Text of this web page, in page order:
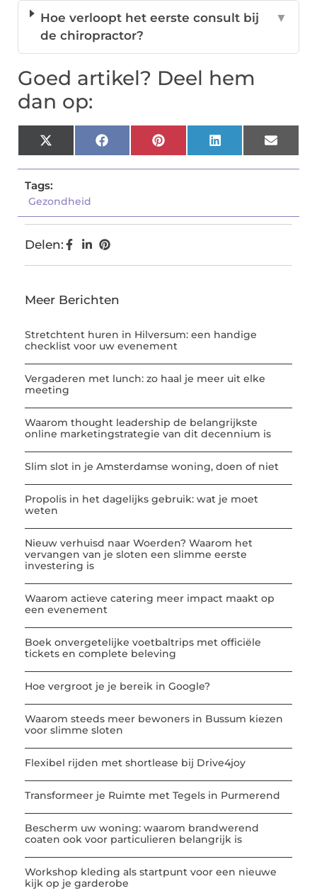
Hoe verloopt het eerste consult bij
de chiropractor?
▼
Goed artikel? Deel hem
dan op:
X
(Twitter)
FacebookPinterestLinkedInEmail
Tags:
Gezondheid
Delen:
Meer Berichten
Stretchtent huren in Hilversum: een handige
checklist voor uw evenement
Vergaderen met lunch: zo haal je meer uit elke
meeting
Waarom thought leadership de belangrijkste
online marketingstrategie van dit decennium is
Slim slot in je Amsterdamse woning, doen of niet
Propolis in het dagelijks gebruik: wat je moet
weten
Nieuw verhuisd naar Woerden? Waarom het
vervangen van je sloten een slimme eerste
investering is
Waarom actieve catering meer impact maakt op
een evenement
Boek onvergetelijke voetbaltrips met officiële
tickets en complete beleving
Hoe vergroot je je bereik in Google?
Waarom steeds meer bewoners in Bussum kiezen
voor slimme sloten
Flexibel rijden met shortlease bij Drive4joy
Transformeer je Ruimte met Tegels in Purmerend
Bescherm uw woning: waarom brandwerend
coaten ook voor particulieren belangrijk is
Workshop kleding als startpunt voor een nieuwe
kijk op je garderobe